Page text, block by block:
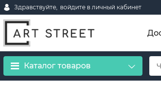
Здравствуйте, войдите в личный кабинет
Каталог товаров